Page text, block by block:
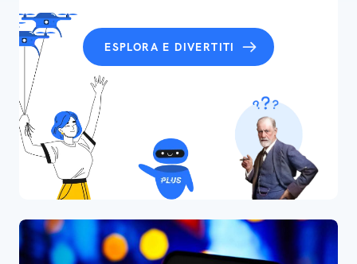
ESPLORA E DIVERTITI